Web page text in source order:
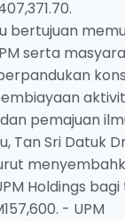
bertujuan
serta
pemajuan
Tan Sri Datuk
Holdings bagi
- UPM